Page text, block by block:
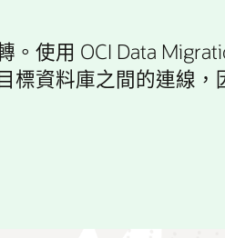
使用 OCI Data
資料庫之間的連線，